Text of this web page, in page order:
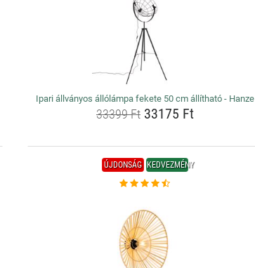
Ipari állványos állólámpa fekete 50 cm állítható - Hanze
33399 Ft33175 Ft
ÚJDONSÁG KEDVEZMÉNY